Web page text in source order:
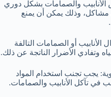
والصمامات بشكل دوري
وذلك يمكن أن يمنع
الأنابيب أو الصمامات التالفة
وتفادي الأضرار الناتجة عن ذلك.
يجب تجنب استخدام المواد
في تآكل الأنابيب والصمامات.